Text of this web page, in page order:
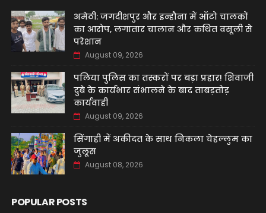
अमेठी: जगदीशपुर और इन्हौना में ऑटो चालकों
का आरोप, लगातार चालान और कथित वसूली से
परेशान
August 09, 2026
पलिया पुलिस का तस्करों पर बड़ा प्रहार! शिवाजी
दुबे के कार्यभार संभालने के बाद ताबड़तोड़
कार्यवाही
August 09, 2026
सिंगाही में अकीदत के साथ निकला चेहल्लुम का
जुलूस
August 08, 2026
POPULAR POSTS